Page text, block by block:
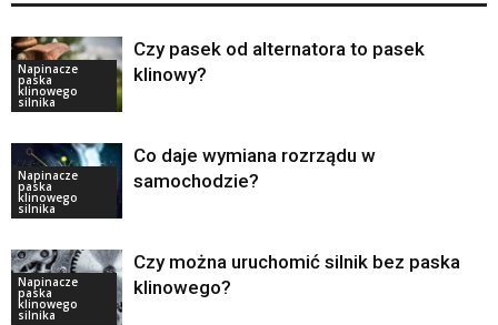
Napinacze
paska
klinowego
silnika
Czy pasek od alternatora to pasek
klinowy?
Napinacze
paska
klinowego
silnika
Co daje wymiana rozrządu w
samochodzie?
Napinacze
paska
klinowego
silnika
Czy można uruchomić silnik bez paska
klinowego?